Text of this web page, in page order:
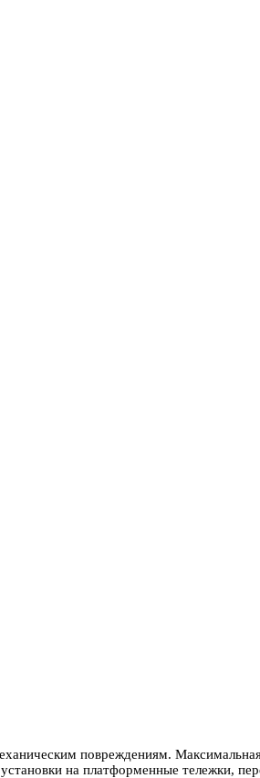
повреждениям.
на платформенные тележки,